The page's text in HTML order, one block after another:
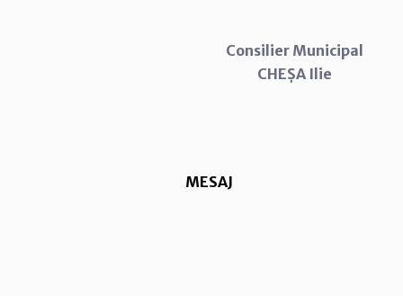
Consilier Municipal
CHEȘA Ilie
MESAJ